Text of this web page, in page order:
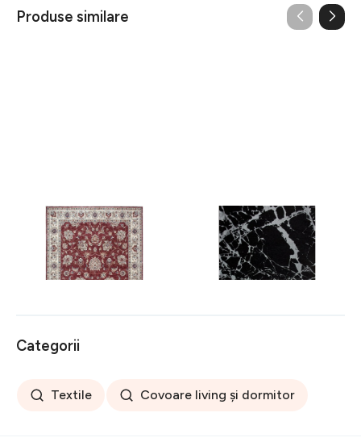
Produse similare
Covor rezistent Eko, ALT
05 - Red, Ivory, 100%
poliester, 80 x 150 cm
256 lei
Covor rezistent SM 21 -
Black, Silver XW, 80x300
441 lei
Categorii
Textile Covoare living și dormitor